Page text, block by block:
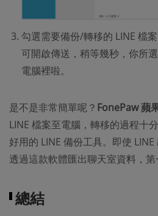
勾選需要備份/轉移的 LINE 檔
可開啟傳送，稍等幾秒，你所
電腦裡啦。
是不是非常簡單呢？ FonePaw 蘋
LINE 檔案至電腦，轉移的過程十分
好用的 LINE 備份工具。即使
透過這款軟體匯出聊天室資料，第
總結